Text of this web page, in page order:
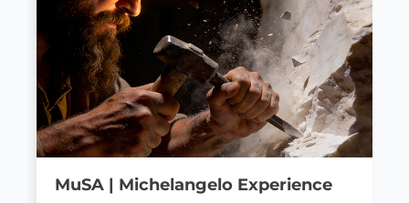
MuSA | Michelangelo Experience